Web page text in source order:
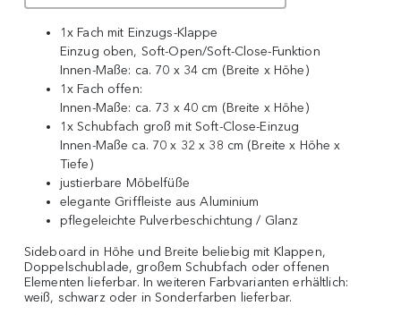
1x Fach mit Einzugs-Klappe
Einzug oben, Soft-Open/Soft-Close-Funktion
Innen-Maße: ca. 70 x 34 cm (Breite x Höhe)
1x Fach offen:
Innen-Maße: ca. 73 x 40 cm (Breite x Höhe)
1x Schubfach groß mit Soft-Close-Einzug
Innen-Maße ca. 70 x 32 x 38 cm (Breite x Höhe x
Tiefe)
justierbare Möbelfüße
elegante Griffleiste aus Aluminium
pflegeleichte Pulverbeschichtung / Glanz
Sideboard in Höhe und Breite beliebig mit Klappen,
Doppelschublade, großem Schubfach oder offenen
Elementen lieferbar. In weiteren Farbvarianten erhältlich:
weiß, schwarz oder in Sonderfarben lieferbar.